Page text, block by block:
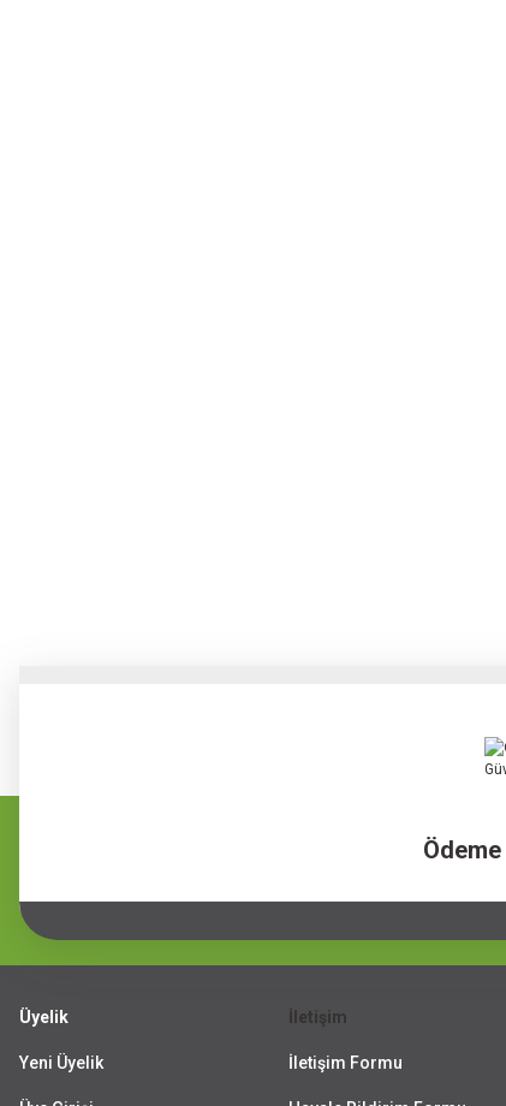
Üyelik
Yeni Üyelik
İletişim
İletişim Formu